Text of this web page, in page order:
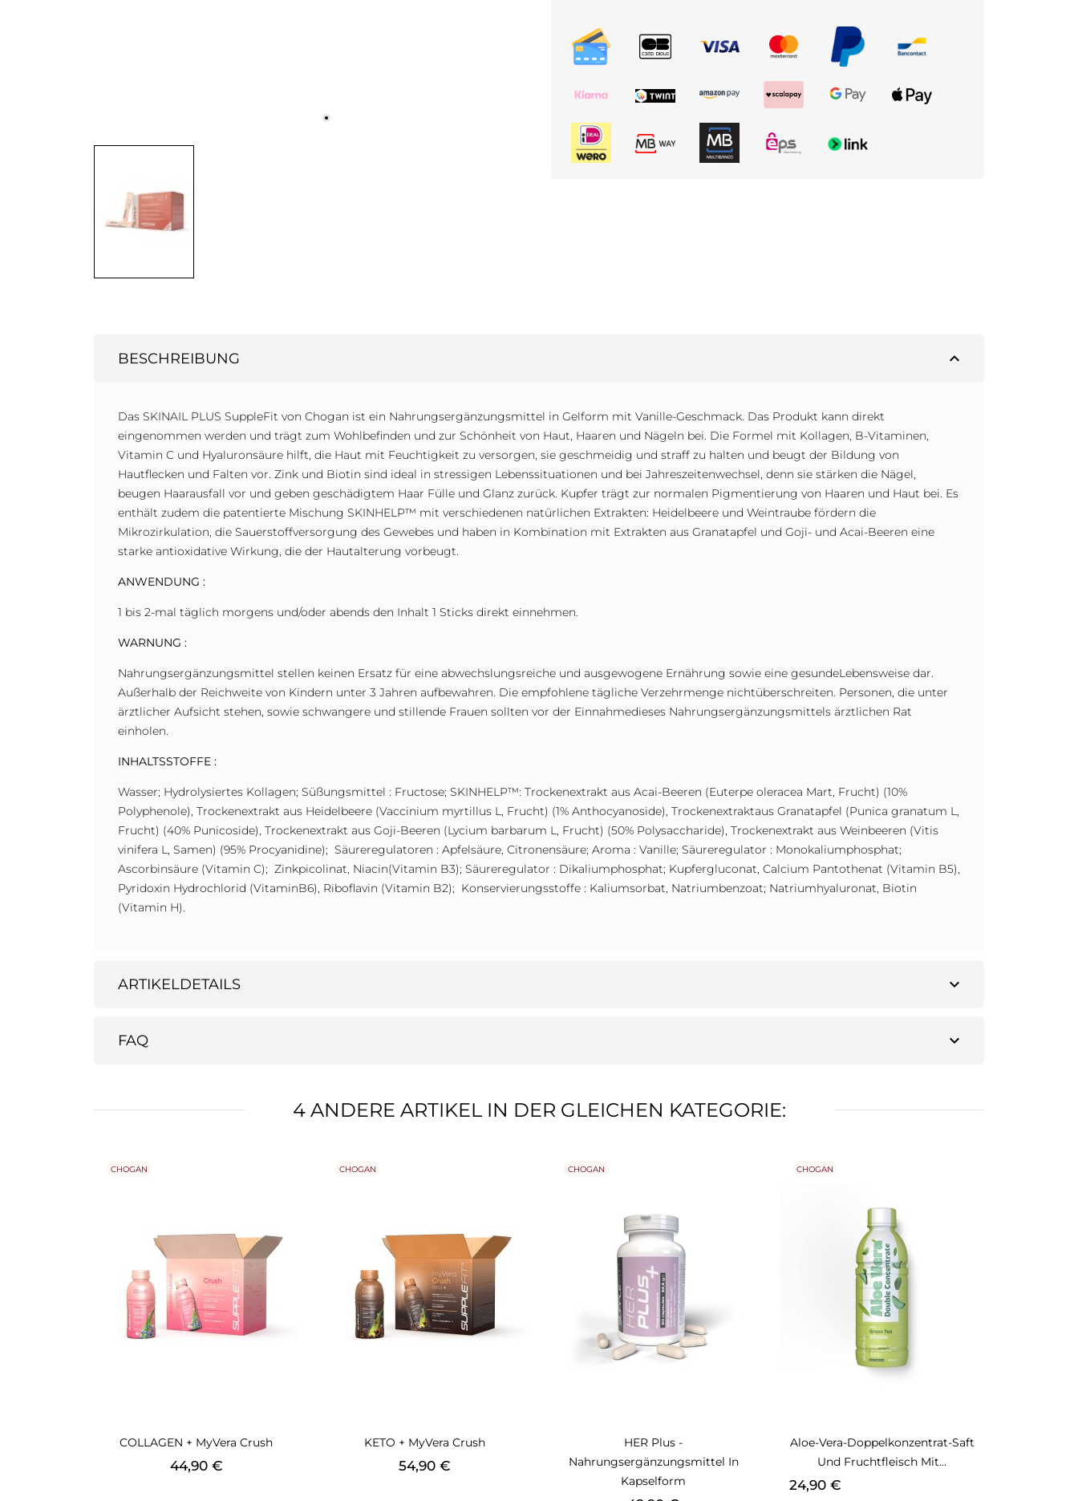
expand_less
BESCHREIBUNG
Das SKINAIL PLUS SuppleFit von Chogan ist ein Nahrungsergänzungsmittel in Gelform mit Vanille-Geschmack. Das Produkt kann direkt
eingenommen werden und trägt zum Wohlbefinden und zur Schönheit von Haut, Haaren und Nägeln bei. Die Formel mit Kollagen, B-Vitaminen,
Vitamin C und Hyaluronsäure hilft, die Haut mit Feuchtigkeit zu versorgen, sie geschmeidig und straff zu halten und beugt der Bildung von
Hautflecken und Falten vor. Zink und Biotin sind ideal in stressigen Lebenssituationen und bei Jahreszeitenwechsel, denn sie stärken die Nägel,
beugen Haarausfall vor und geben geschädigtem Haar Fülle und Glanz zurück. Kupfer trägt zur normalen Pigmentierung von Haaren und Haut bei. Es
enthält zudem die patentierte Mischung SKINHELP™ mit verschiedenen natürlichen Extrakten: Heidelbeere und Weintraube fördern die
Mikrozirkulation, die Sauerstoffversorgung des Gewebes und haben in Kombination mit Extrakten aus Granatapfel und Goji- und Acai-Beeren eine
starke antioxidative Wirkung, die der Hautalterung vorbeugt.
ANWENDUNG :
1 bis 2-mal täglich morgens und/oder abends den Inhalt 1 Sticks direkt einnehmen.
WARNUNG :
Nahrungsergänzungsmittel stellen keinen Ersatz für eine abwechslungsreiche und ausgewogene Ernährung sowie eine gesundeLebensweise dar.
Außerhalb der Reichweite von Kindern unter 3 Jahren aufbewahren. Die empfohlene tägliche Verzehrmenge nichtüberschreiten. Personen, die unter
ärztlicher Aufsicht stehen, sowie schwangere und stillende Frauen sollten vor der Einnahmedieses Nahrungsergänzungsmittels ärztlichen Rat
einholen.
INHALTSSTOFFE :
Wasser; Hydrolysiertes Kollagen; Süßungsmittel : Fructose; SKINHELP™: Trockenextrakt aus Acai-Beeren (Euterpe oleracea Mart, Frucht) (10%
Polyphenole), Trockenextrakt aus Heidelbeere (Vaccinium myrtillus L, Frucht) (1% Anthocyanoside), Trockenextraktaus Granatapfel (Punica granatum L,
Frucht) (40% Punicoside), Trockenextrakt aus Goji-Beeren (Lycium barbarum L, Frucht) (50% Polysaccharide), Trockenextrakt aus Weinbeeren (Vitis
vinifera L, Samen) (95% Procyanidine); Säureregulatoren : Apfelsäure, Citronensäure; Aroma : Vanille; Säureregulator : Monokaliumphosphat;
Ascorbinsäure (Vitamin C); Zinkpicolinat, Niacin(Vitamin B3); Säureregulator : Dikaliumphosphat; Kupfergluconat, Calcium Pantothenat (Vitamin B5),
Pyridoxin Hydrochlorid (VitaminB6), Riboflavin (Vitamin B2); Konservierungsstoffe : Kaliumsorbat, Natriumbenzoat; Natriumhyaluronat, Biotin
(Vitamin H).
expand_more
ARTIKELDETAILS
expand_more
FAQ
4 ANDERE ARTIKEL IN DER GLEICHEN KATEGORIE:
COLLAGEN + MyVera Crush
Preis
44,90 €
CHOGAN
KETO + MyVera Crush
Preis
54,90 €
CHOGAN
HER Plus -
Nahrungsergänzungsmittel In
Kapselform
CHOGAN
Aloe-Vera-Doppelkonzentrat-Saft
Und Fruchtfleisch Mit...
Preis
24,90 €
CHOGAN